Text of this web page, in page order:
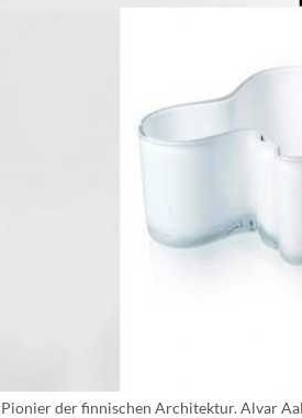
der finnischen Architektur. Alvar